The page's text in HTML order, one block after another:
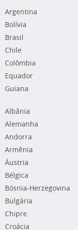
Argentina
Bolívia
Brasil
Chile
Colômbia
Equador
Guiana
Albânia
Alemanha
Andorra
Armênia
Áustria
Bélgica
Bósnia-Herzegovina
Bulgária
Chipre
Croácia